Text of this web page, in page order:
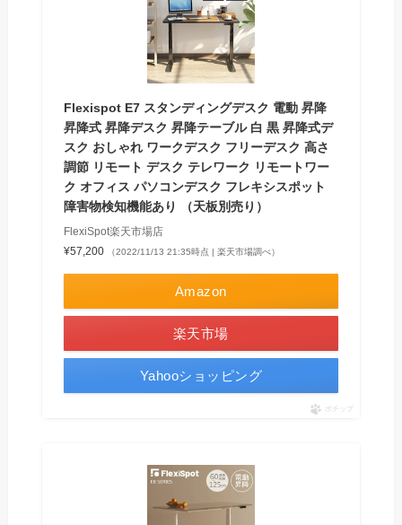
Flexispot E7 スタンディングデスク 電動 昇降
昇降式 昇降デスク 昇降テーブル 白 黒 昇降式デ
スク おしゃれ ワークデスク フリーデスク 高さ
調節 リモート デスク テレワーク リモートワー
ク オフィス パソコンデスク フレキシスポット
障害物検知機能あり （天板別売り）
FlexiSpot楽天市場店
¥57,200
（2022/11/13 21:35時点 | 楽天市場調べ）
Amazon
楽天市場
Yahooショッピング
ポチップ